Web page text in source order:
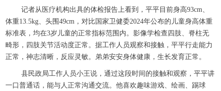
记者从医疗机构出具的体检报告上看到，平平目前身高93cm、
体重13.5kg、头围49cm，对比国家卫健委2024年公布的儿童身高体重
标准表，均在3岁儿童的正常指标范围内。影像学检查四肢、脊柱无
畸形，四肢关节活动度正常。据工作人员观察和接触，平平行走能力
正常，神志清晰，反应灵敏。弟弟安安身体健康，生长发育正常。
县民政局工作人员小王说，通过这段时间的接触和观察，平平讲
一口普通话，能与人正常沟通交流。他喜欢趣味游戏、绘画、踢球